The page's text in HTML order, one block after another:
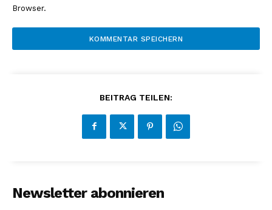
Browser.
BEITRAG TEILEN:
Newsletter abonnieren